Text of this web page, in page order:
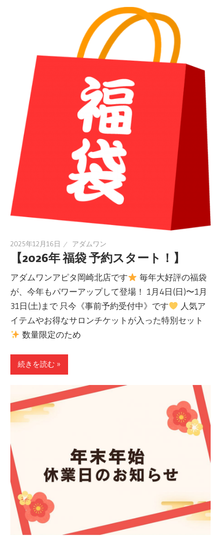
2025年12月16日 アダムワン
【2026年 福袋 予約スタート！】
アダムワンアピタ岡崎北店です
毎年大好評の福袋
が、今年もパワーアップして登場！ 1月4日(日)〜1月
31日(土)まで 只今《事前予約受付中》です
人気ア
イテムやお得なサロンチケットが入った特別セット
数量限定のため
続きを読む »